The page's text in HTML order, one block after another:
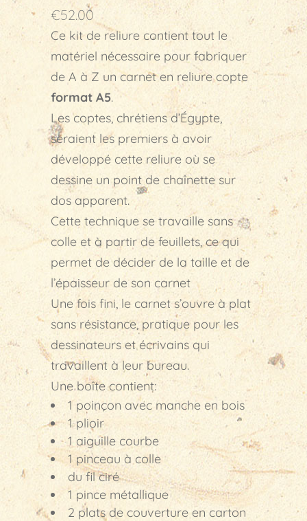
€52.00
Ce kit de reliure contient tout le
matériel nécessaire pour fabriquer
de A à Z un carnet en reliure copte
format A5.
Les coptes, chrétiens d’Égypte,
seraient les premiers à avoir
développé cette reliure où se
dessine un point de chaînette sur
dos apparent.
Cette technique se travaille sans
colle et à partir de feuillets, ce qui
permet de décider de la taille et de
l’épaisseur de son carnet
Une fois fini, le carnet s’ouvre à plat
sans résistance, pratique pour les
dessinateurs et écrivains qui
travaillent à leur bureau.
Une boîte contient:
1 poinçon avec manche en bois
1 plioir
1 aiguille courbe
1 pinceau à colle
du fil ciré
1 pince métallique
2 plats de couverture en carton